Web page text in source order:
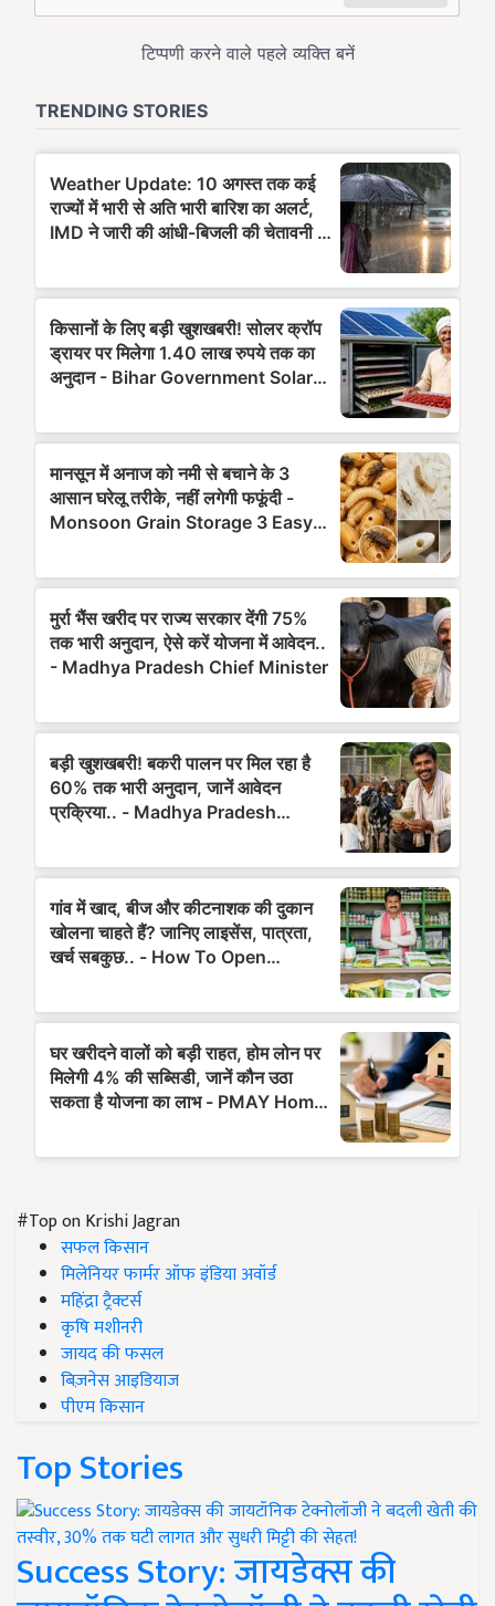
#Top on Krishi Jagran
सफल किसान
मिलेनियर फार्मर ऑफ इंडिया अवॉर्ड
महिंद्रा ट्रैक्टर्स
कृषि मशीनरी
जायद की फसल
बिज़नेस आइडियाज
पीएम किसान
Top Stories
Success Story: जायडेक्स की